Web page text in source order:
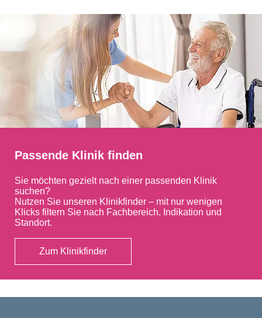
Passende Klinik finden
Sie möchten gezielt nach einer passenden Klinik
suchen?
Nutzen Sie unseren Klinikfinder – mit nur wenigen
Klicks filtern Sie nach Fachbereich, Indikation und
Standort.
Zum Klinikfinder